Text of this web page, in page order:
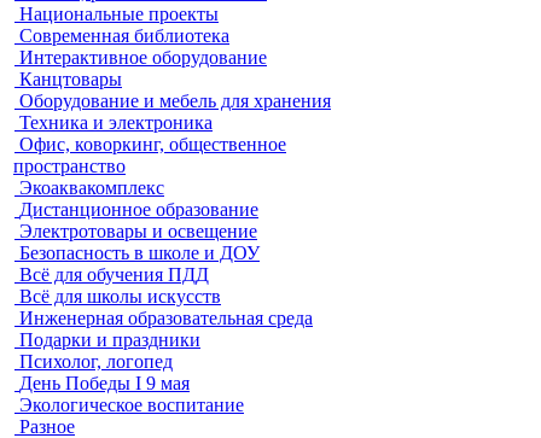
Национальные проекты
Современная библиотека
Интерактивное оборудование
Канцтовары
Оборудование и мебель для хранения
Техника и электроника
Офис, коворкинг, общественное
пространство
Экоаквакомплекс
Дистанционное образование
Электротовары и освещение
Безопасность в школе и ДОУ
Всё для обучения ПДД
Всё для школы искусств
Инженерная образовательная среда
Подарки и праздники
Психолог, логопед
День Победы I 9 мая
Экологическое воспитание
Разное